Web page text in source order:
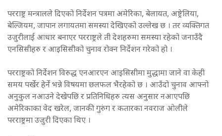
परराष्ट्र मन्त्रालले दिएको निर्देशन पत्रमा अमेरिका, बेलायत, अष्ट्रेलिया,
बेल्जियम, जापान लगायतमा समस्या देखिएको उल्लेख छ । तर व्यक्तिगत
उजुरीलाई आधार बनाएर परराष्ट्रले ती देशहरुमा समस्या रहेको जनाउँदै
एनसिसीहरु र आइसिसीको चुनाव रोक्न निर्देशन गरेको हो ।
परराष्ट्रको निर्देशन विरुद्ध एनआरएन आइसिसीमा मुद्धामा जाने वा केही
समय पर्खेर हेर्ने भन्ने विषयमा छलफल भैरहेको छ । आउँदो चुनाव आफ्नो
अनुकुल नआउने देखेपछि र प्रतिनिधिहरु त्यस अनुसार नआएपछि
अमेरिकाका वेद खरेल, जानकी गुरुंग र कतारका नवराज ओलीले
परराष्ट्रमा उजुरी दिएका थिए ।